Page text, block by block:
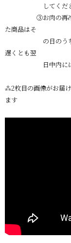
してくださ
③お肉の再冷凍は
た商品はそ
の日のうちに使
遅くとも翌
日中内にはご
⁂2枚目の画像がお届
ます